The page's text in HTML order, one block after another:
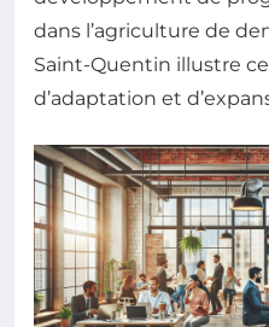
dans l’agriculture de
Saint-Quentin illustre
d’adaptation et